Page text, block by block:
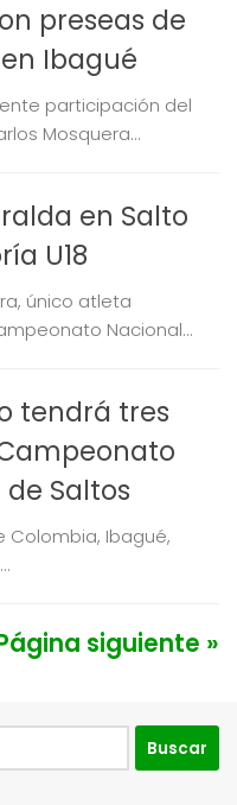
preseas de
Ibagué
participación del
Mosquera...
en Salto
U18
único atleta
Nacional...
tendrá tres
Saltos
Colombia, Ibagué,
siguiente »